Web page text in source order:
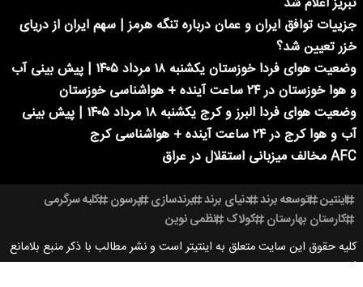
جزییات توافق ایران و عمان درباره تنگه هرمز | سهم ایران از دریای
خزر تعیین شد؟
وضعیت هوای فردا خوزستان یکشنبه ۱۸ مرداد ۱۴۰۵ | پیش بینی آب
و هوا خوزستان در ۲۴ ساعت آینده + هواشناسی خوزستان
وضعیت هوای فردا البرز و کرج یکشنبه ۱۸ مرداد ۱۴۰۵ | پیش بینی
آب و هوا کرج در ۲۴ ساعت آینده + هواشناسی کرج
AFC مخالف میزبانی استقلال در عراق
اینتین توسعه برند دنیای برند برندسازی پرسون کلبه سرگرمی
کارستان بهارستان کولاک نظمی نوین
کلیه حقوق این سایت متعلق به اینتیتر است و نشر مطالب با ذکر منبع بلامانع
است.